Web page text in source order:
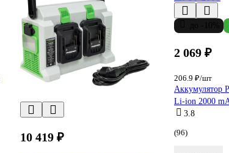
10 419 ₽
2 069 ₽
206.9 ₽/шт
Аккумулятор
Li-ion 2000
3.8
(96)